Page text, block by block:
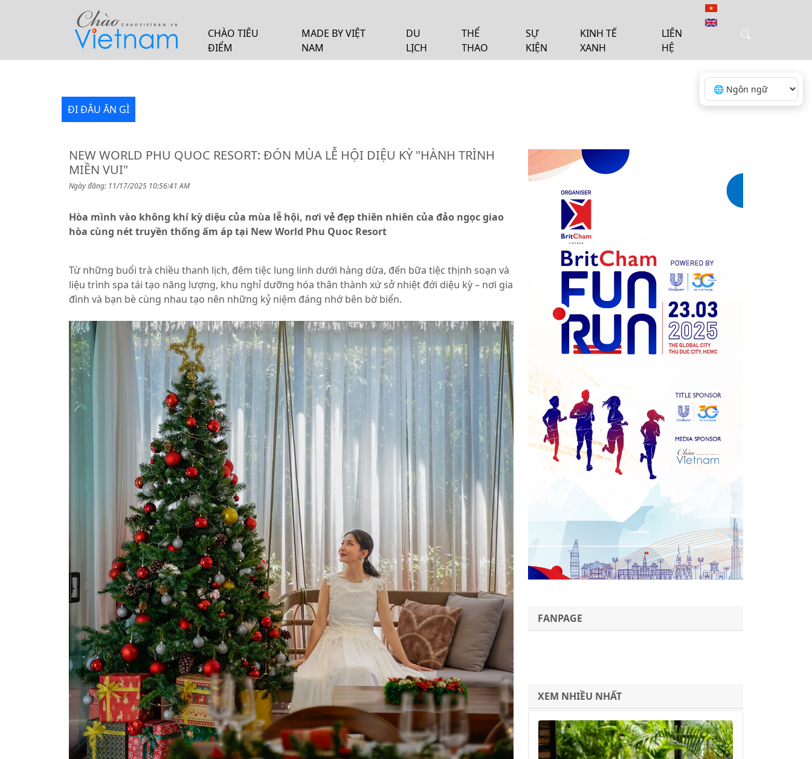
CHÀO TIÊU
ĐIỂM
MADE BY VIỆT
NAM
DU
LỊCH
THỂ
THAO
SỰ
KIỆN
KINH TẾ
XANH
LIÊN
HỆ
ĐI ĐÂU ĂN GÌ
NEW WORLD PHU QUOC RESORT: ĐÓN MÙA LỄ HỘI DIỆU KỲ "HÀNH TRÌNH
MIỀN VUI"
Ngày đăng: 11/17/2025 10:56:41 AM
Hòa mình vào không khí kỳ diệu của mùa lễ hội, nơi vẻ đẹp thiên nhiên của đảo ngọc giao
hòa cùng nét truyền thống ấm áp tại New World Phu Quoc Resort
Từ những buổi trà chiều thanh lịch, đêm tiệc lung linh dưới hàng dừa, đến bữa tiệc thịnh soạn và
liệu trình spa tái tạo năng lượng, khu nghỉ dưỡng hóa thân thành xứ sở nhiệt đới diệu kỳ – nơi gia
đình và bạn bè cùng nhau tạo nên những kỷ niệm đáng nhớ bên bờ biển.
Previous
FANPAGE
XEM NHIỀU NHẤT